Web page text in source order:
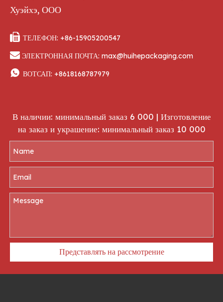
Хуэйхэ, ООО
 ТЕЛЕФОН: +86-15905200547
 ЭЛЕКТРОННАЯ ПОЧТА: max@huihepackaging.com
 ВОТСАП: +8618168787979
В наличии: минимальный заказ 6 000 | Изготовление
на заказ и украшение: минимальный заказ 10 000
Представлять на рассмотрение